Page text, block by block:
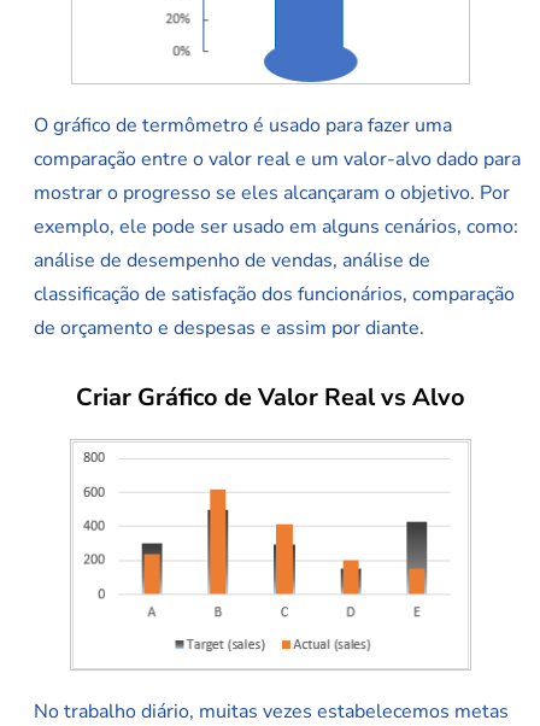
O gráfico de termômetro é usado para fazer uma
comparação entre o valor real e um valor-alvo dado para
mostrar o progresso se eles alcançaram o objetivo. Por
exemplo, ele pode ser usado em alguns cenários, como:
análise de desempenho de vendas, análise de
classificação de satisfação dos funcionários, comparação
de orçamento e despesas e assim por diante.
Criar Gráfico de Valor Real vs Alvo
No trabalho diário, muitas vezes estabelecemos metas